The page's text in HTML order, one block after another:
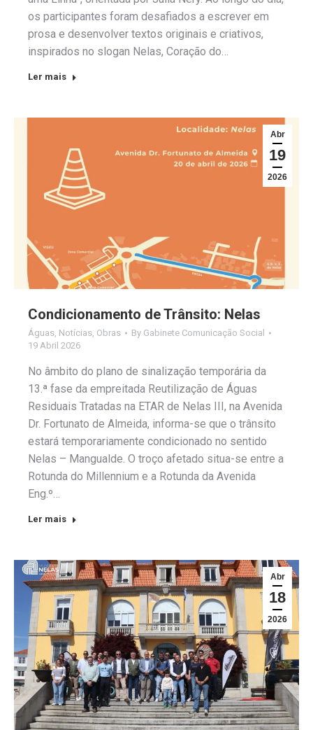
os participantes foram desafiados a escrever em
prosa e desenvolver textos originais e criativos,
inspirados no slogan Nelas, Coração do…
Ler mais
Abr
19
2026
Condicionamento de Trânsito: Nelas
Águas Notícias Obras By Gabinete Comunicação Social
19 Abril 2026
No âmbito do plano de sinalização temporária da
13.ª fase da empreitada Reutilização de Águas
Residuais Tratadas na ETAR de Nelas III, na Avenida
Dr. Fortunato de Almeida, informa-se que o trânsito
estará temporariamente condicionado no sentido
Nelas – Mangualde. O troço afetado situa-se entre a
Rotunda do Millennium e a Rotunda da Avenida
Eng.º…
Ler mais
Abr
18
2026